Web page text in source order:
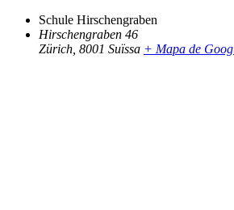
Schule Hirschengraben
Hirschengraben 46
Zürich, 8001 Suïssa + Mapa de